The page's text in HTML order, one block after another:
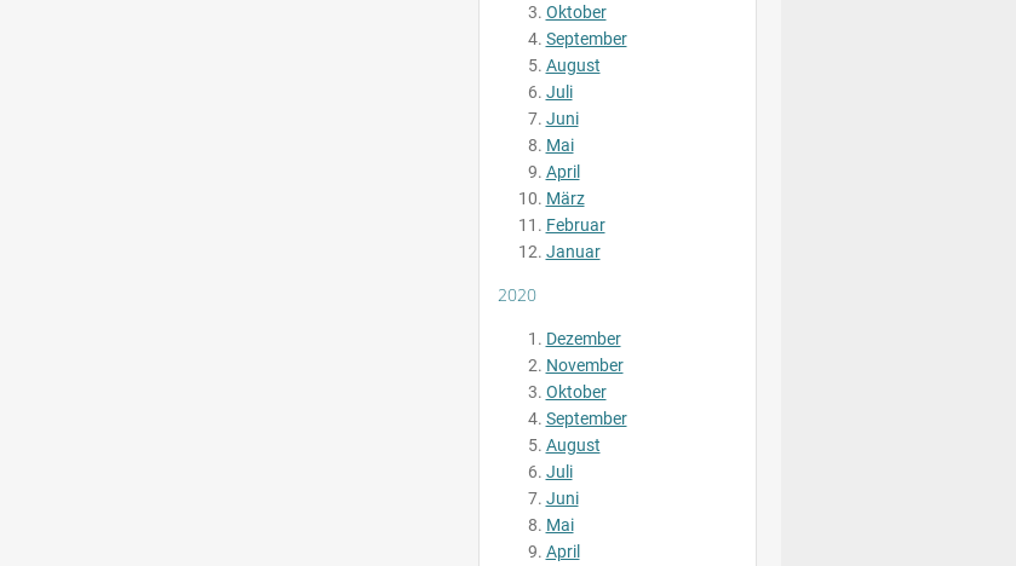
Oktober
September
August
Juli
Juni
Mai
April
März
Februar
Januar
2020
Dezember
November
Oktober
September
August
Juli
Juni
Mai
April